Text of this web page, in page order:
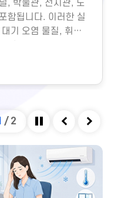
, 박물관, 전시관, 도
함됩니다. 이러한 실
기 오염 물질, 휘발
환 등 다양한 건강 문
, 불쾌감과 같은 빌딩
로 인해 냉방병도 나
방 및 관리할 수 있
/ 2